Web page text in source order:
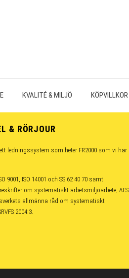
KVALITÉ & MILJÖ KÖPVILLKOR
& RÖRJOUR
ledningssystem som heter FR2000 som vi har
9001, ISO 14001 och SS 62 40 70 samt
om systematiskt arbetsmiljöarbete, AFS
allmänna råd om systematiskt
2004:3.